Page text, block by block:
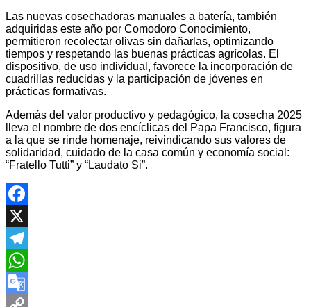
Las nuevas cosechadoras manuales a batería, también
adquiridas este año por Comodoro Conocimiento,
permitieron recolectar olivas sin dañarlas, optimizando
tiempos y respetando las buenas prácticas agrícolas. El
dispositivo, de uso individual, favorece la incorporación de
cuadrillas reducidas y la participación de jóvenes en
prácticas formativas.
Además del valor productivo y pedagógico, la cosecha 2025
lleva el nombre de dos encíclicas del Papa Francisco, figura
a la que se rinde homenaje, reivindicando sus valores de
solidaridad, cuidado de la casa común y economía social:
“Fratello Tutti” y “Laudato Si”.
Facebook
X
Telegram
WhatsApp